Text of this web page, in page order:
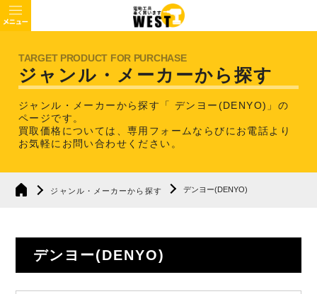
ジャンル・メーカーから探す
ジャンル・メーカーから探す「 デンヨー(DENYO)」の
ページです。
買取価格については、専用フォームならびにお電話より
お気軽にお問い合わせください。
ジャンル・メーカーから探す デンヨー(DENYO)
デンヨー(DENYO)